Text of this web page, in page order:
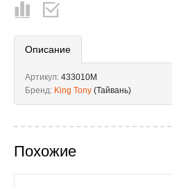
Описание
Артикул: 433010M
Бренд: King Tony (Тайвань)
Похожие